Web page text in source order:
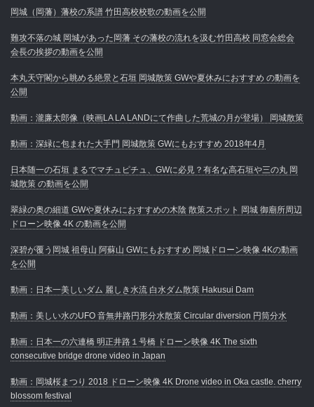
岡城（岡藩）藩校の系譜 竹田高校校歌の動画を公開
難攻不落の城 岡城があった岡藩 その藩校の流れを汲む竹田高校 同窓会総会
会長の挨拶の動画を公開
本丸天守閣から眺める絶景と石垣 岡城散策 GWや夏休みにおすすめ の動画を
公開
動画：瀧廉太郎像（映画LA LA LANDにて作曲した荒城の月が登場） 岡城散策
動画：深緑に包まれた大手門 岡城散策 GWにもおすすめ 2018年4月
日本随一の石垣 まるでマチュピチュ、GWに必見？有名な高石垣や三の丸 岡
城散策 の動画を公開
翠緑の奥の細道 GWや夏休みにおすすめの木陰 散策スポット 岡城 御廟所周辺
ドローン映像 4K の動画を公開
深碧が覆う岡城 祖母山 阿蘇山 GWにもおすすめ 岡城ドローン映像 4Kの動画
を公開
動画：日本一美しいダム 麗しき水流 白水ダム散策 Hakusui Dam
動画：美しい水のUFO 音無井路円形分水散策 Circular diversion 円筒分水
動画：日本一の六連橋 明正井路１号橋 ドローン映像 4K The sixth
consecutive bridge drone video in Japan
動画：岡城桜まつり 2018 ドローン映像 4K Drone video in Oka castle. cherry
blossom festival